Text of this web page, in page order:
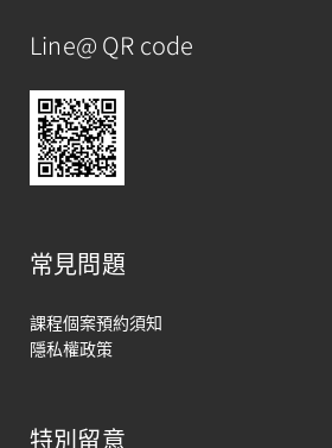
Line@ QR code
常見問題
課程個案預約須知
隱私權政策
特別留意